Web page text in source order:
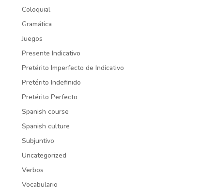
Coloquial
Gramática
Juegos
Presente Indicativo
Pretérito Imperfecto de Indicativo
Pretérito Indefinido
Pretérito Perfecto
Spanish course
Spanish culture
Subjuntivo
Uncategorized
Verbos
Vocabulario